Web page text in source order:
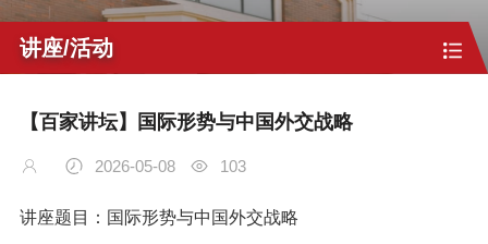
讲座/活动
【百家讲坛】国际形势与中国外交战略
2026-05-08 103
讲座题目：国际形势与中国外交战略